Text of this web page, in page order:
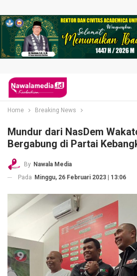
Home Breaking News
Mundur dari NasDem
Bergabung di Partai
By Nawala Media
Pada Minggu, 26 Februari 2023 | 13:06